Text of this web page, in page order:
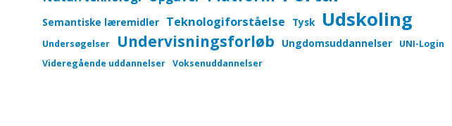
Semantiske læremidler Teknologiforståelse Tysk Udskoling
Undersøgelser Undervisningsforløb Ungdomsuddannelser
UNI-Login
Videregående uddannelser Voksenuddannelser